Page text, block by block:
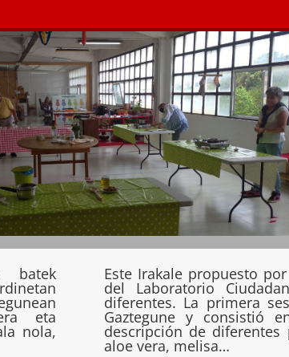
batek
eta
nola,
Este Irakale propuesto
del Laboratorio
diferentes. La primera
Gaztegune y consistió
descripción de
aloe vera, melisa…